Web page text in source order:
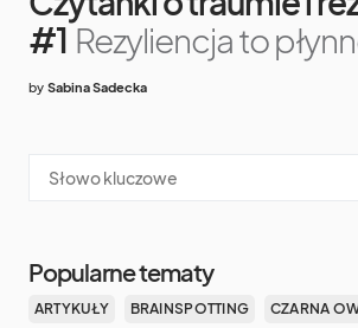
#1 Rezyliencja to
by Sabina Sadecka
Popularne tematy
ARTYKUŁY BRAINSPOTTING CZARNA